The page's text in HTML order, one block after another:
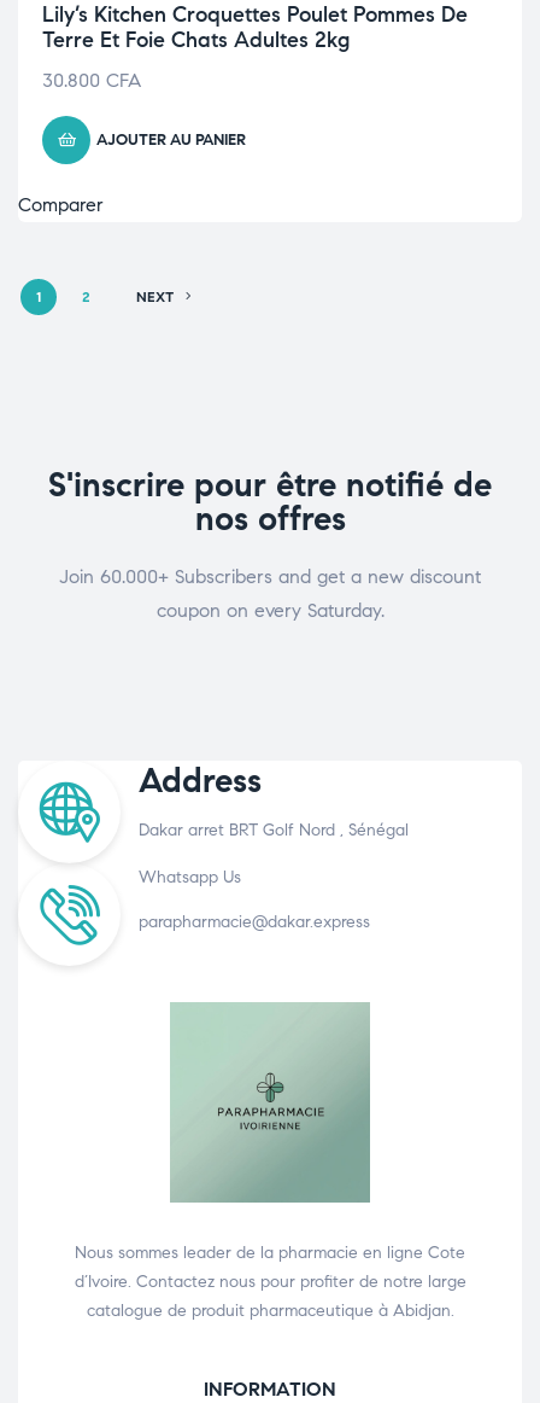
Lily’s Kitchen Croquettes Poulet Pommes De
Terre Et Foie Chats Adultes 2kg
30.800 CFA
AJOUTER AU PANIER
Comparer
1 2 NEXT
S'inscrire pour être notifié de
nos offres
Join 60.000+ Subscribers and get a new discount
coupon on every Saturday.
Address
Dakar arret BRT Golf Nord , Sénégal
Whatsapp Us
parapharmacie@dakar.express
Nous sommes leader de la pharmacie en ligne Cote
d’Ivoire. Contactez nous pour profiter de notre large
catalogue de produit pharmaceutique à Abidjan.
INFORMATION